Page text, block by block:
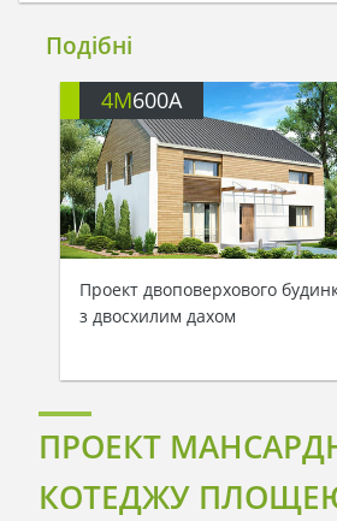
Подібні
4M600A
Проект двоповерхового
з двосхилим дахом
ПРОЕКТ
КОТЕДЖУ